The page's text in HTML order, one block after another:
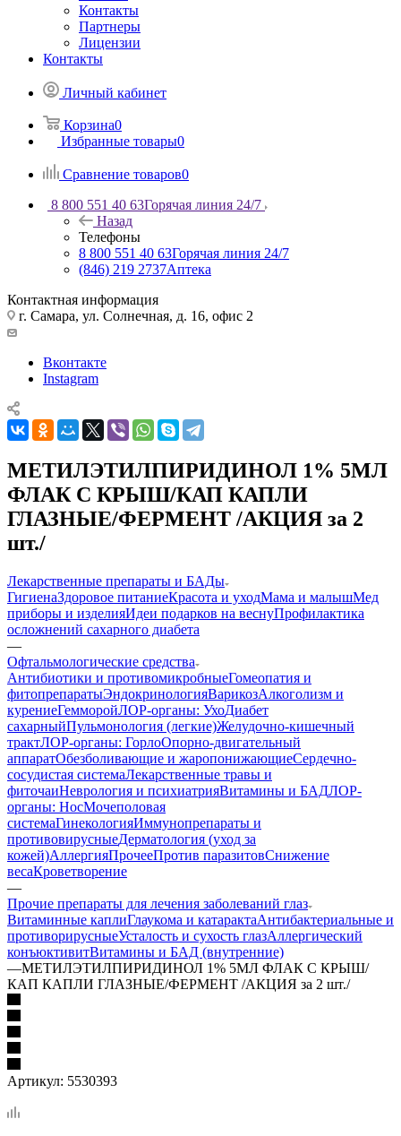
Контакты
Партнеры
Лицензии
Контакты
Личный кабинет
Корзина0
Избранные товары0
Сравнение товаров0
8 800 551 40 63Горячая линия 24/7
Назад
Телефоны
8 800 551 40 63Горячая линия 24/7
(846) 219 2737Аптека
Контактная информация
г. Самара, ул. Солнечная, д. 16, офис 2
Вконтакте
Instagram
МЕТИЛЭТИЛПИРИДИНОЛ 1% 5МЛ
ФЛАК С КРЫШ/КАП КАПЛИ
ГЛАЗНЫЕ/ФЕРМЕНТ /АКЦИЯ за 2
шт./
Лекарственные препараты и БАДы
ГигиенаЗдоровое питаниеКрасота и уходМама и малышМед
приборы и изделияИдеи подарков на веснуПрофилактика
осложнений сахарного диабета
—
Офтальмологические средства
Антибиотики и противомикробныеГомеопатия и
фитопрепаратыЭндокринологияВарикозАлкоголизм и
курениеГемморойЛОР-органы: УхоДиабет
сахарныйПульмонология (легкие)Желудочно-кишечный
трактЛОР-органы: ГорлоОпорно-двигательный
аппаратОбезболивающие и жаропонижающиеСердечно-
сосудистая системаЛекарственные травы и
фиточаиНеврология и психиатрияВитамины и БАДЛОР-
органы: НосМочеполовая
системаГинекологияИммунопрепараты и
противовирусныеДерматология (уход за
кожей)АллергияПрочееПротив паразитовСнижение
весаКроветворение
—
Прочие препараты для лечения заболеваний глаз
Витаминные каплиГлаукома и катарактаАнтибактериальные и
противорирусныеУсталость и сухость глазАллергический
конъюктивитВитамины и БАД (внутренние)
—МЕТИЛЭТИЛПИРИДИНОЛ 1% 5МЛ ФЛАК С КРЫШ/
КАП КАПЛИ ГЛАЗНЫЕ/ФЕРМЕНТ /АКЦИЯ за 2 шт./
Артикул: 5530393